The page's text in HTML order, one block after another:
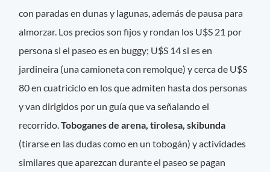
con paradas en dunas y lagunas, además de pausa para
almorzar. Los precios son fijos y rondan los U$S 21 por
persona si el paseo es en buggy; U$S 14 si es en
jardineira (una camioneta con remolque) y cerca de U$S
80 en cuatriciclo en los que admiten hasta dos personas
y van dirigidos por un guía que va señalando el
recorrido. Toboganes de arena, tirolesa, skibunda
(tirarse en las dudas como en un tobogán) y actividades
similares que aparezcan durante el paseo se pagan